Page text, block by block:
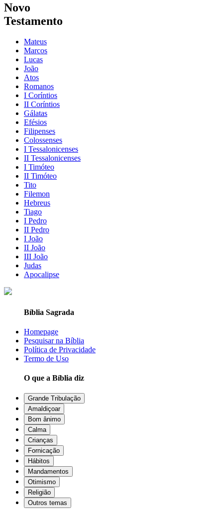
Novo
Testamento
Mateus
Marcos
Lucas
João
Atos
Romanos
I Coríntios
II Coríntios
Gálatas
Efésios
Filipenses
Colossenses
I Tessalonicenses
II Tessalonicenses
I Timóteo
II Timóteo
Tito
Filemon
Hebreus
Tiago
I Pedro
II Pedro
I João
II João
III João
Judas
Apocalipse
Bíblia Sagrada
Homepage
Pesquisar na Bíblia
Política de Privacidade
Termo de Uso
O que a Bíblia diz
Grande Tribulação
Amaldiçoar
Bom ânimo
Calma
Crianças
Fornicação
Hábitos
Mandamentos
Otimismo
Religião
Outros temas